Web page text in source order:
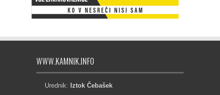
WWW.KAMNIK.INFO
Urednik: Iztok Čebašek